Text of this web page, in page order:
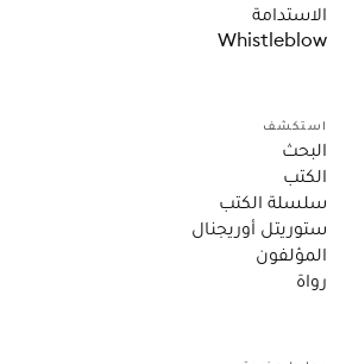
الاستدامة
Whistleblow
استكشف
البحث
الكتب
سلسلة الكتب
ستوريتل أوريجنال
المؤلفون
رواة